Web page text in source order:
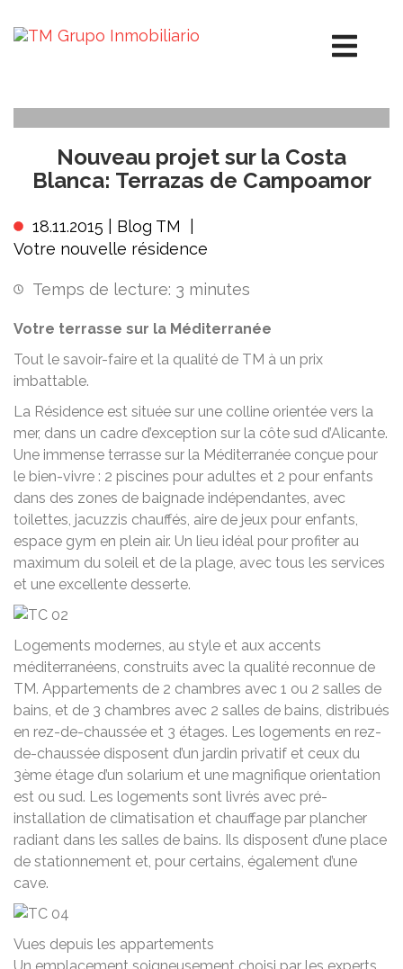
Nouveau projet sur la Costa
Blanca: Terrazas de Campoamor
18.11.2015 | Blog TM
Votre nouvelle résidence
Temps de lecture: 3 minutes
Votre terrasse sur la Méditerranée
Tout le savoir-faire et la qualité de TM à un prix
imbattable.
La Résidence est située sur une colline orientée vers la
mer, dans un cadre d’exception sur la côte sud d’Alicante.
Une immense terrasse sur la Méditerranée conçue pour
le bien-vivre : 2 piscines pour adultes et 2 pour enfants
dans des zones de baignade indépendantes, avec
toilettes, jacuzzis chauffés, aire de jeux pour enfants,
espace gym en plein air. Un lieu idéal pour profiter au
maximum du soleil et de la plage, avec tous les services
et une excellente desserte.
Logements modernes, au style et aux accents
méditerranéens, construits avec la qualité reconnue de
TM. Appartements de 2 chambres avec 1 ou 2 salles de
bains, et de 3 chambres avec 2 salles de bains, distribués
en rez-de-chaussée et 3 étages. Les logements en rez-
de-chaussée disposent d’un jardin privatif et ceux du
3ème étage d’un solarium et une magnifique orientation
est ou sud. Les logements sont livrés avec pré-
installation de climatisation et chauffage par plancher
radiant dans les salles de bains. Ils disposent d’une place
de stationnement et, pour certains, également d’une
cave.
Vues depuis les appartements